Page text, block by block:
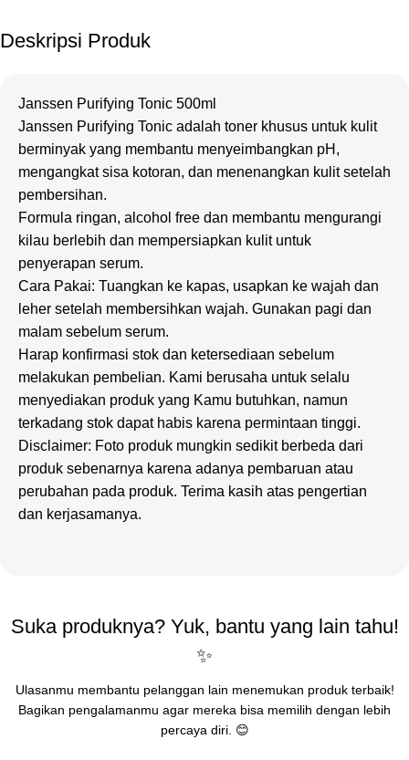
Deskripsi Produk
Janssen Purifying Tonic 500ml
Janssen Purifying Tonic adalah toner khusus untuk kulit
berminyak yang membantu menyeimbangkan pH,
mengangkat sisa kotoran, dan menenangkan kulit setelah
pembersihan.
Formula ringan, alcohol free dan membantu mengurangi
kilau berlebih dan mempersiapkan kulit untuk
penyerapan serum.
Cara Pakai: Tuangkan ke kapas, usapkan ke wajah dan
leher setelah membersihkan wajah. Gunakan pagi dan
malam sebelum serum.
Harap konfirmasi stok dan ketersediaan sebelum
melakukan pembelian. Kami berusaha untuk selalu
menyediakan produk yang Kamu butuhkan, namun
terkadang stok dapat habis karena permintaan tinggi.
Disclaimer: Foto produk mungkin sedikit berbeda dari
produk sebenarnya karena adanya pembaruan atau
perubahan pada produk. Terima kasih atas pengertian
dan kerjasamanya.
Suka produknya? Yuk, bantu yang lain tahu!
✨
Ulasanmu membantu pelanggan lain menemukan produk terbaik!
Bagikan pengalamanmu agar mereka bisa memilih dengan lebih
percaya diri. 😊